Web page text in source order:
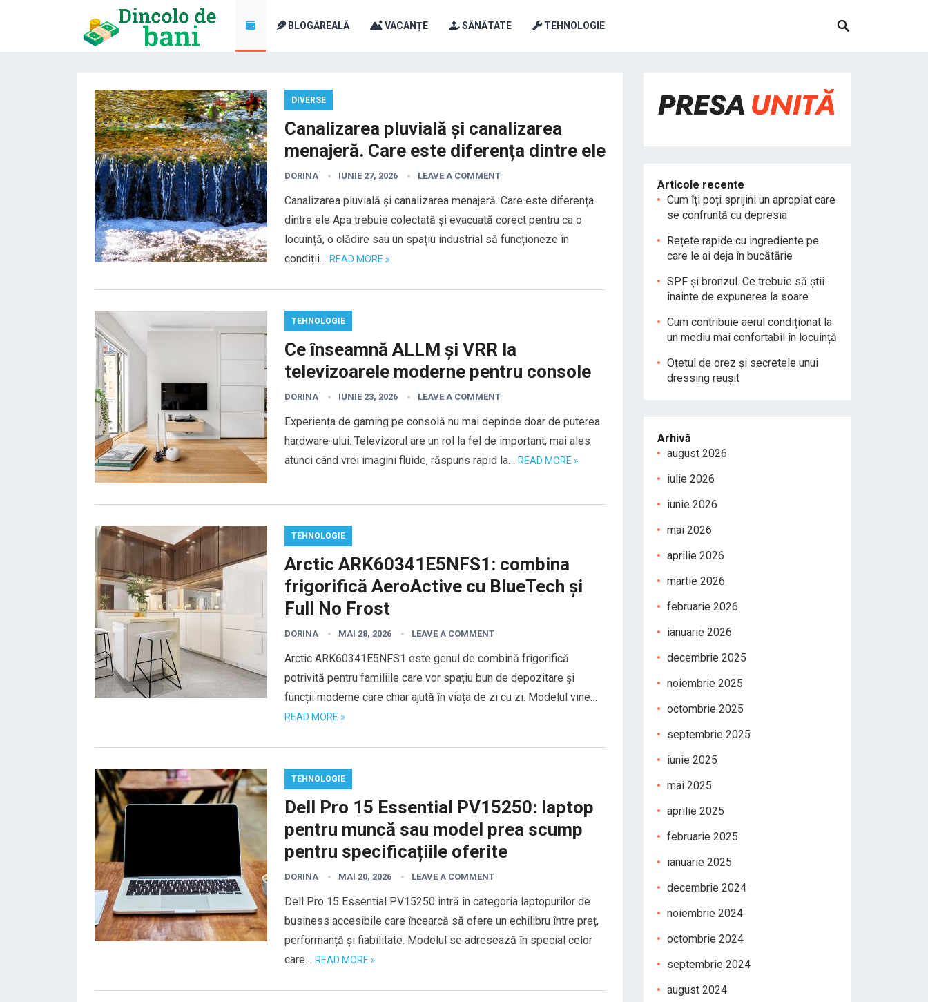
BLOGĂREALĂ VACANȚE SĂNĂTATE TEHNOLOGIE
DIVERSE
Canalizarea pluvială și canalizarea
menajeră. Care este diferența dintre ele
DORINA IUNIE 27, 2026 LEAVE A COMMENT
Canalizarea pluvială și canalizarea menajeră. Care este diferența
dintre ele Apa trebuie colectată și evacuată corect pentru ca o
locuință, o clădire sau un spațiu industrial să funcționeze în
condiții… READ MORE »
TEHNOLOGIE
Ce înseamnă ALLM și VRR la
televizoarele moderne pentru console
DORINA IUNIE 23, 2026 LEAVE A COMMENT
Experiența de gaming pe consolă nu mai depinde doar de puterea
hardware-ului. Televizorul are un rol la fel de important, mai ales
atunci când vrei imagini fluide, răspuns rapid la… READ MORE »
TEHNOLOGIE
Arctic ARK60341E5NFS1: combina
frigorifică AeroActive cu BlueTech și
Full No Frost
DORINA MAI 28, 2026 LEAVE A COMMENT
Arctic ARK60341E5NFS1 este genul de combină frigorifică
potrivită pentru familiile care vor spațiu bun de depozitare și
funcții moderne care chiar ajută în viața de zi cu zi. Modelul vine…
READ MORE »
TEHNOLOGIE
Dell Pro 15 Essential PV15250: laptop
pentru muncă sau model prea scump
pentru specificațiile oferite
DORINA MAI 20, 2026 LEAVE A COMMENT
Dell Pro 15 Essential PV15250 intră în categoria laptopurilor de
business accesibile care încearcă să ofere un echilibru între preț,
performanță și fiabilitate. Modelul se adresează în special celor
care… READ MORE »
Articole recente
Cum îți poți sprijini un apropiat care
se confruntă cu depresia
Rețete rapide cu ingrediente pe
care le ai deja în bucătărie
SPF și bronzul. Ce trebuie să știi
înainte de expunerea la soare
Cum contribuie aerul condiționat la
un mediu mai confortabil în locuință
Oțetul de orez și secretele unui
dressing reușit
Arhivă
august 2026
iulie 2026
iunie 2026
mai 2026
aprilie 2026
martie 2026
februarie 2026
ianuarie 2026
decembrie 2025
noiembrie 2025
octombrie 2025
septembrie 2025
iunie 2025
mai 2025
aprilie 2025
februarie 2025
ianuarie 2025
decembrie 2024
noiembrie 2024
octombrie 2024
septembrie 2024
august 2024